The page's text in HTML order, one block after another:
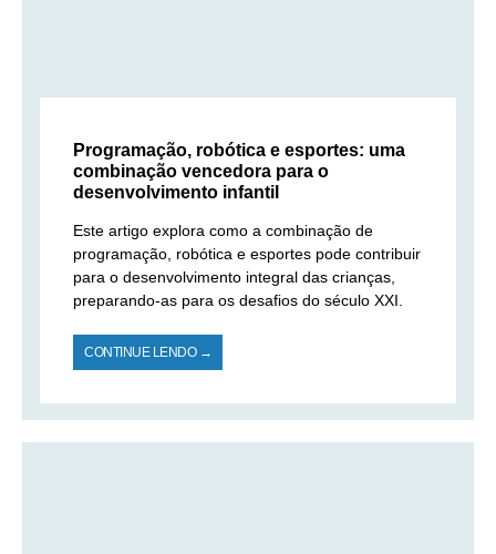
Programação, robótica e esportes: uma
combinação vencedora para o
desenvolvimento infantil
Este artigo explora como a combinação de
programação, robótica e esportes pode contribuir
para o desenvolvimento integral das crianças,
preparando-as para os desafios do século XXI.
CONTINUE LENDO →